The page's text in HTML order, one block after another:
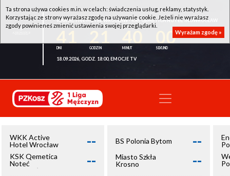
WKK ACTIVE HOTEL WROCŁAW - KSK QEMETICA NOTEĆ INOWROCŁAW
00
18.09.2026, GODZ. 18:00, EMOCJE TV
WKK Active
Hotel Wrocław
--
KSK Qemetica
Noteć
Inowrocław
--
BS Polonia Bytom --
Miasto Szkła
Krosno
--
Ta strona używa cookies m.in. w celach: świadczenia usług, reklamy, statystyk.
Korzystając ze strony wyrażasz zgodę na używanie cookie. Jeżeli nie wyrażasz
zgody powinieneś zmienić ustawienia swojej przeglądarki.
Wyrażam zgodę »